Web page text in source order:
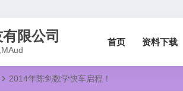
限公司 首页 资料下载
2014年陈剑数学快车启程！